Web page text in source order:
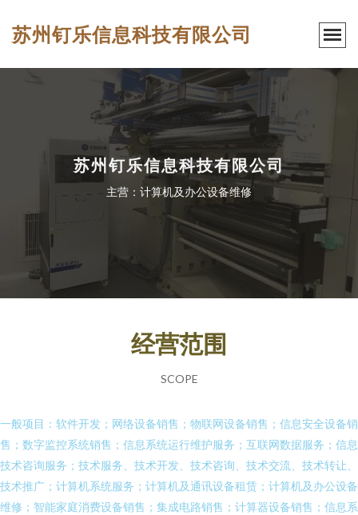
苏州钉乐信息科技有限公司
苏州钉乐信息科技有限公司
主营：计算机及办公设备维修
经营范围
SCOPE
一般项目：软件开发；网络设备销售；物联网设备销售；信息安全设备销
售；数字监控系统销售；信息系统运行维护服务；互联网数据服务；信息
技术咨询服务；技术服务、技术开发、技术咨询、技术交流、技术转让、
技术推广；计算机系统服务；计算机及通讯设备租赁；计算机及办公设备
维修；智能家庭消费设备销售；集成电路销售；计算器设备销售；信息系